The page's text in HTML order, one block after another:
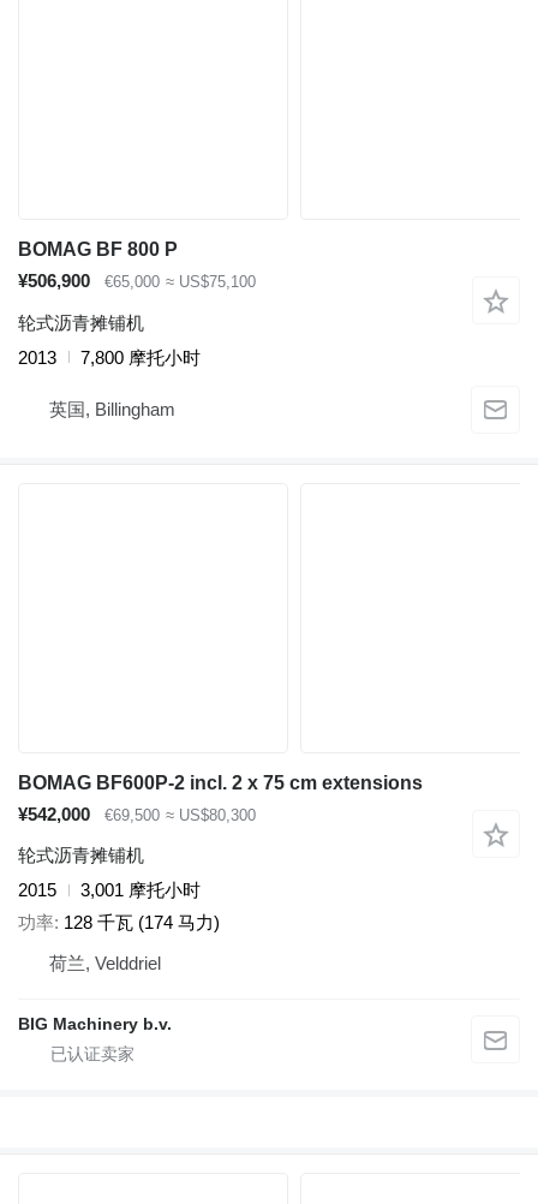
BOMAG BF 800 P
¥506,900
€65,000 ≈ US$75,100
轮式沥青摊铺机
2013
7,800 摩托小时
英国, Billingham
BOMAG BF600P-2 incl. 2 x 75 cm extensions
¥542,000
€69,500 ≈ US$80,300
轮式沥青摊铺机
2015
3,001 摩托小时
功率 128 千瓦 (174 马力)
荷兰, Velddriel
BIG Machinery b.v.